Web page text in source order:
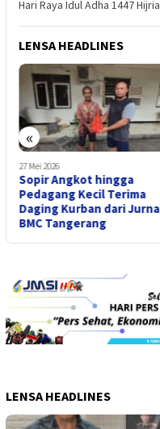
Hari Raya Idul Adha 1447
LENSA HEADLINES
«
27 Mei 2026
Sopir Angkot hingga
Pedagang Kecil Terima
Daging Kurban dari
BMC Tangerang
LENSA HEADLINES